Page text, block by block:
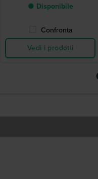
● Disponibile
Confronta
Vedi i prodotti